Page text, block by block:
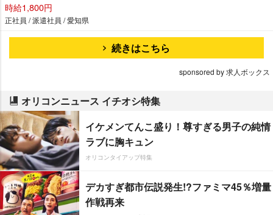
時給1,800円
正社員 / 派遣社員 / 愛知県
続きはこちら
sponsored by 求人ボックス
オリコンニュース イチオシ特集
イケメンてんこ盛り！尊すぎる男子の純情
ラブに胸キュン
オリコンタイアップ特集
デカすぎ都市伝説発生!?ファミマ45％増量
作戦再来